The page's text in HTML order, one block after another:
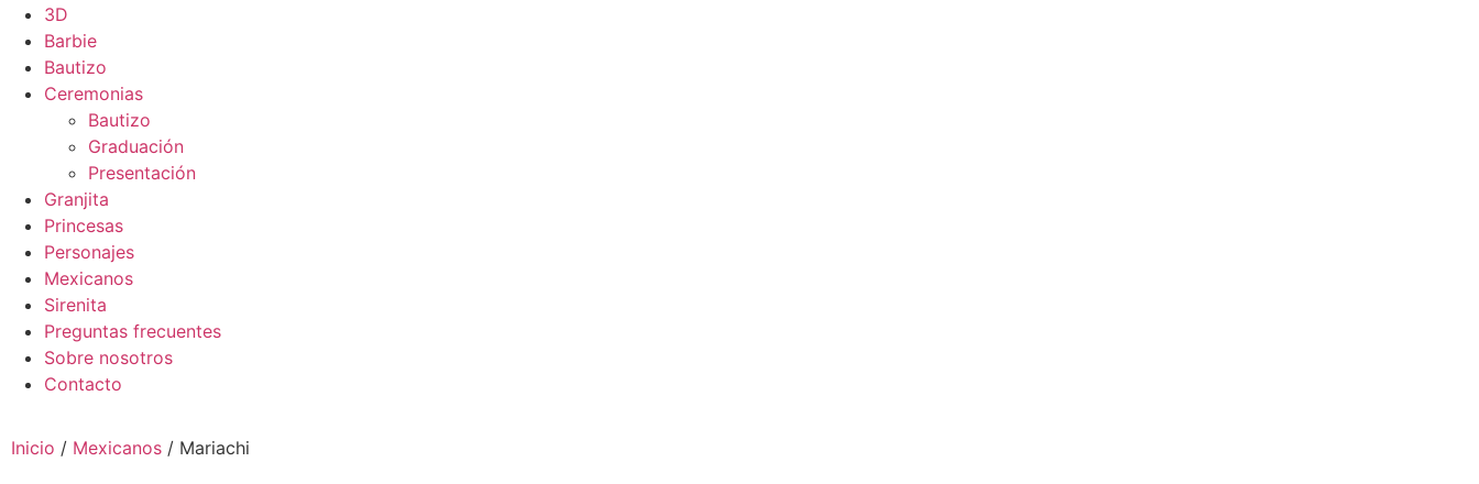
3D
Barbie
Bautizo
Ceremonias
Bautizo
Graduación
Presentación
Granjita
Princesas
Personajes
Mexicanos
Sirenita
Preguntas frecuentes
Sobre nosotros
Contacto
Inicio / Mexicanos / Mariachi